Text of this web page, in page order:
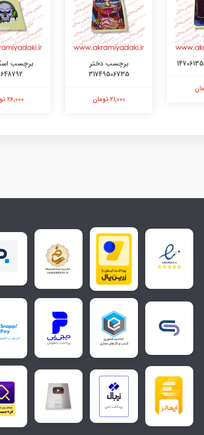
برچسب دختر
31749506735
21,000 تومان
برچسب
26,000 تومان